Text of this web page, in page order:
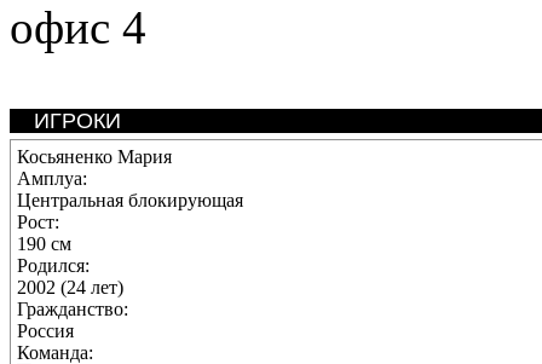
офис 4
ИГРОКИ
Косьяненко Мария
Амплуа:
Центральная блокирующая
Рост:
190 см
Родился:
2002 (24 лет)
Гражданство:
Россия
Команда: